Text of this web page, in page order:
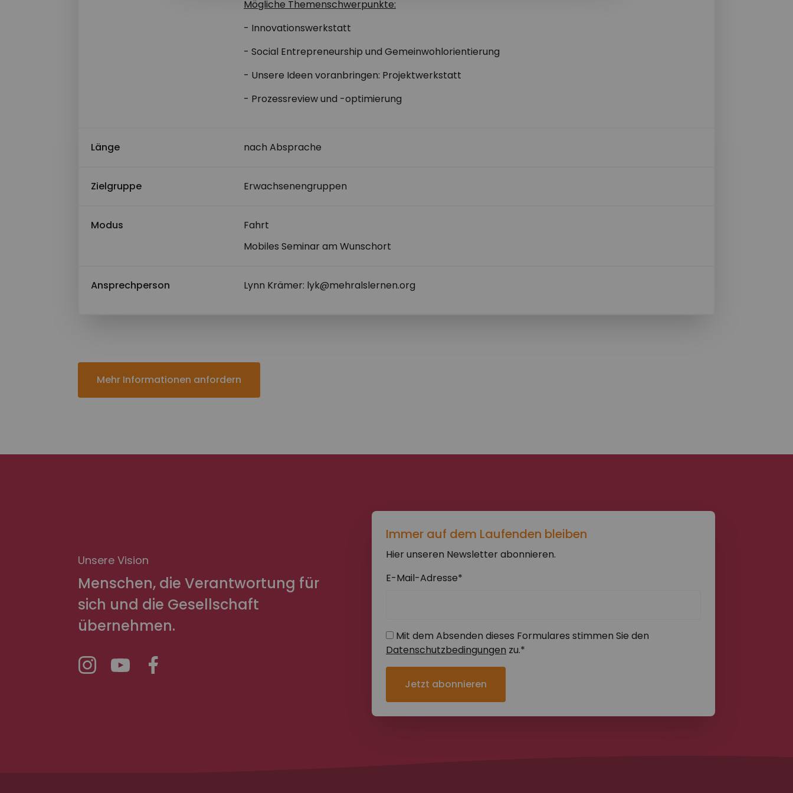
Mögliche Themenschwerpunkte:
- Innovationswerkstatt
- Social Entrepreneurship und Gemeinwohlorientierung
- Unsere Ideen voranbringen: Projektwerkstatt
- Prozessreview und -optimierung
Länge nach Absprache
Zielgruppe Erwachsenengruppen
Modus
Fahrt
Mobiles Seminar am Wunschort
Ansprechperson Lynn Krämer: lyk@mehralslernen.org
Mehr Informationen anfordern
Alternativer Zeitraum
Unsere Vision
Menschen, die Verantwortung für
sich und die Gesellschaft
übernehmen.
Immer auf dem Laufenden bleiben
Hier unseren Newsletter abonnieren.
E-Mail-Adresse*
Mit dem Absenden dieses Formulares stimmen Sie den
Datenschutzbedingungen zu.*
Jetzt abonnieren